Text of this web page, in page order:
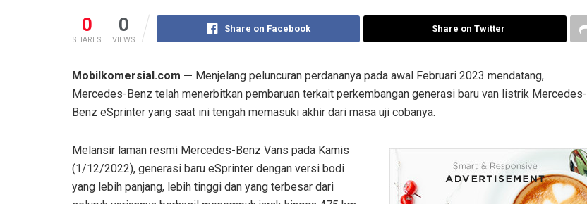
0
SHARES
0
VIEWS
Share on Facebook Share on Twitter
Mobilkomersial.com — Menjelang peluncuran perdananya pada awal Februari 2023 mendatang,
Mercedes-Benz telah menerbitkan pembaruan terkait perkembangan generasi baru van listrik Mercedes-
Benz eSprinter yang saat ini tengah memasuki akhir dari masa uji cobanya.
Melansir laman resmi Mercedes-Benz Vans pada Kamis
(1/12/2022), generasi baru eSprinter dengan versi bodi
yang lebih panjang, lebih tinggi dan yang terbesar dari